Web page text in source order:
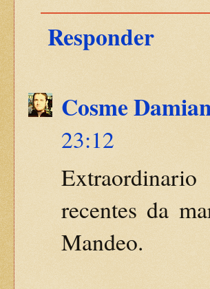
Responder
Cosme
23:12
recentes da
Mandeo.